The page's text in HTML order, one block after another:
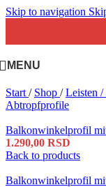
Skip to navigation
MENU
Start / Shop / Leisten
Abtropfprofile
Balkonwinkelprofil
1.290,00 RSD
Back to products
Balkonwinkelprofil